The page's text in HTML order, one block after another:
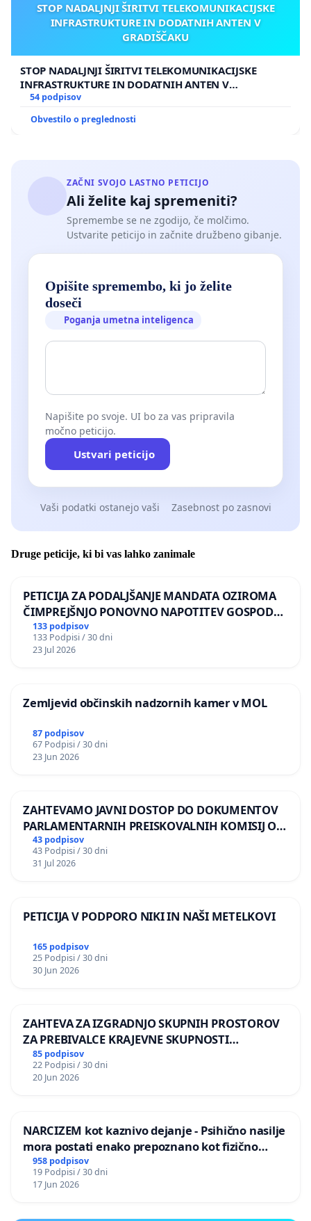
STOP NADALJNJI ŠIRITVI TELEKOMUNIKACIJSKE
INFRASTRUKTURE IN DODATNIH ANTEN V
GRADIŠČAKU
STOP NADALJNJI ŠIRITVI TELEKOMUNIKACIJSKE
INFRASTRUKTURE IN DODATNIH ANTEN V
GRADIŠČAKU
54 podpisov
Obvestilo o preglednosti
ZAČNI SVOJO LASTNO PETICIJO
Ali želite kaj spremeniti?
Spremembe se ne zgodijo, če molčimo.
Ustvarite peticijo in začnite družbeno gibanje.
Opišite spremembo, ki jo želite
doseči
Poganja umetna inteligenca
Napišite po svoje. UI bo za vas pripravila
močno peticijo.
Ustvari peticijo
Vaši podatki ostanejo vaši Zasebnost po zasnovi
Druge peticije, ki bi vas lahko zanimale
PETICIJA ZA PODALJŠANJE MANDATA OZIROMA
ČIMPREJŠNJO PONOVNO NAPOTITEV GOSPODA
BERNARDA ŠRAJNERJA NA VELEPOSLANIŠTVO
REPUBLIKE SLOVENIJE V MOSKVI
133 podpisov
133 Podpisi / 30 dni
23 Jul 2026
Zemljevid občinskih nadzornih kamer v MOL
87 podpisov
67 Podpisi / 30 dni
23 Jun 2026
ZAHTEVAMO JAVNI DOSTOP DO DOKUMENTOV
PARLAMENTARNIH PREISKOVALNIH KOMISIJ O
ILEGALNI TRGOVINI Z OROŽJEM
43 podpisov
43 Podpisi / 30 dni
31 Jul 2026
PETICIJA V PODPORO NIKI IN NAŠI METELKOVI
165 podpisov
25 Podpisi / 30 dni
30 Jun 2026
ZAHTEVA ZA IZGRADNJO SKUPNIH PROSTOROV
ZA PREBIVALCE KRAJEVNE SKUPNOSTI
PRESTRANEK
85 podpisov
22 Podpisi / 30 dni
20 Jun 2026
NARCIZEM kot kaznivo dejanje - Psihično nasilje
mora postati enako prepoznano kot fizično
nasilje
958 podpisov
19 Podpisi / 30 dni
17 Jun 2026